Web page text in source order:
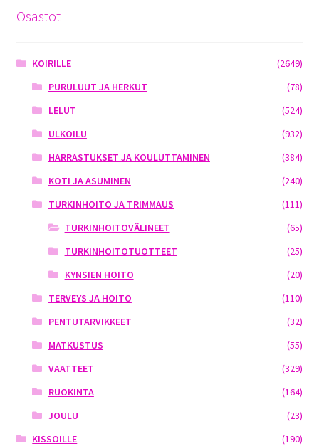
Osastot
KOIRILLE
(2649)
PURULUUT JA HERKUT
(78)
LELUT
(524)
ULKOILU
(932)
HARRASTUKSET JA KOULUTTAMINEN
(384)
KOTI JA ASUMINEN
(240)
TURKINHOITO JA TRIMMAUS
(111)
TURKINHOITOVÄLINEET
(65)
TURKINHOITOTUOTTEET
(25)
KYNSIEN HOITO
(20)
TERVEYS JA HOITO
(110)
PENTUTARVIKKEET
(32)
MATKUSTUS
(55)
VAATTEET
(329)
RUOKINTA
(164)
JOULU
(23)
KISSOILLE
(190)